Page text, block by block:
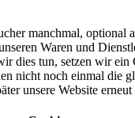
manchmal, optional
Waren und
dies tun, setzen wir ein
nicht noch einmal die
unsere Website erneut